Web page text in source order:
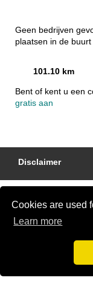
Cookies are used
Learn more
Geen bedrijven
plaatsen in de
101.10 km
Bent of kent u een
gratis aan
Disclaimer